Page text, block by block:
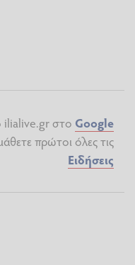
ilialive.gr στο Google
πρώτοι όλες τις
Ειδήσεις